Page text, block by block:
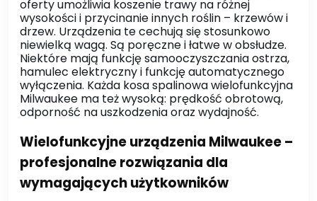
oferty umożliwia koszenie trawy na różnej
wysokości i przycinanie innych roślin – krzewów i
drzew. Urządzenia te cechują się stosunkowo
niewielką wagą. Są poręczne i łatwe w obsłudze.
Niektóre mają funkcję samooczyszczania ostrza,
hamulec elektryczny i funkcję automatycznego
wyłączenia. Każda kosa spalinowa wielofunkcyjna
Milwaukee ma też wysoką: prędkość obrotową,
odporność na uszkodzeniaoraz wydajność.
Wielofunkcyjne urządzenia Milwaukee –
profesjonalne rozwiązania dla
wymagających użytkowników